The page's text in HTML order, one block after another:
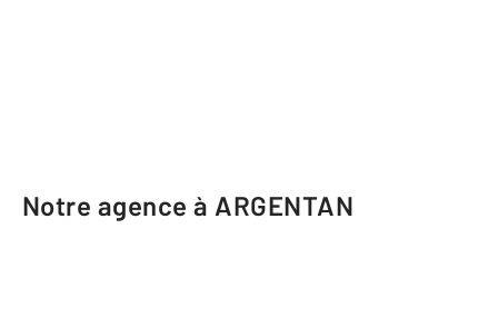
Notre agence à ARGENTAN